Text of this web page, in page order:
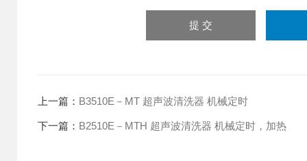
上一篇： B3510E－MT 超声波清洗器 机械定时
下一篇： B2510E－MTH 超声波清洗器 机械定时，加热